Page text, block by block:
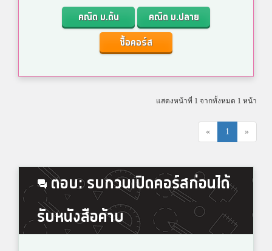
คณิต ม.ต้น
คณิต ม.ปลาย
ซื้อคอร์ส
แสดงหน้าที่ 1 จากทั้งหมด 1 หน้า
« 1 »
ตอบ: รบกวนเปิดคอร์สก่อนได้
รับหนังสือค้าบ